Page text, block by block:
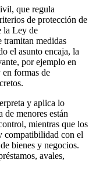
que regula
de protección de
la Ley de
tramitan medidas
el asunto encaja, la
por ejemplo en
en formas de
y aplica lo
de menores están
mientras que los
compatibilidad con el
bienes y negocios.
avales,